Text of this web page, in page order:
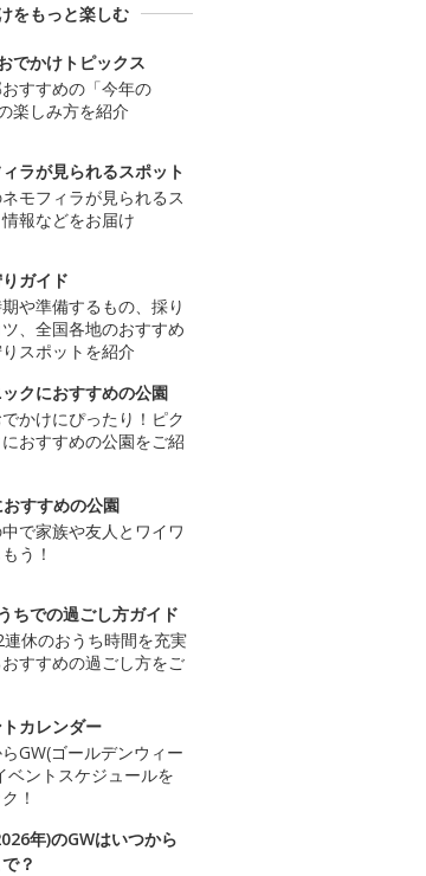
をもっと楽しむ
でかけトピックス
すすめの「今年の
楽しみ方を紹介
ラが見られるスポット
モフィラが見られるス
報などをお届け
ガイド
や準備するもの、採り
、全国各地のおすすめ
スポットを紹介
クにおすすめの公園
かけにぴったり！ピク
おすすめの公園をご紹
おすすめの公園
で家族や友人とワイワ
う！
ちでの過ごし方ガイド
休のおうち時間を充実
すすめの過ごし方をご
カレンダー
GW(ゴールデンウィー
ベントスケジュールを
！
年)のGWはいつから
？